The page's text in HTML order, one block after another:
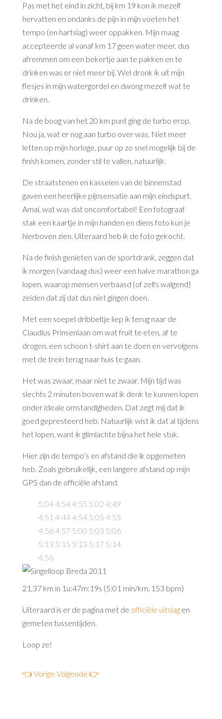
Pas met het eind in zicht, bij km 19 kon ik mezelf
hervatten en ondanks de pijn in mijn voeten het
tempo (en hartslag) weer oppakken. Mijn maag
accepteerde al vanaf km 17 geen water meer, dus
afremmen om een bekertje aan te pakken en te
drinken was er niet meer bij. Wel dronk ik uit mijn
flesjes in mijn watergordel en dwong mezelf wat te
drinken.
Na de boog van het 20 km punt ging de turbo erop.
Nou ja, wat er nog aan turbo over was. Niet meer
letten op mijn horloge, puur op zo snel mogelijk bij de
finish komen, zonder stil te vallen, natuurlijk.
De straatstenen en kasseien van de binnenstad
gaven een heerlijke pijnsensatie aan mijn eindspurt.
Amai, wat was dat oncomfortabel! Een fotograaf
stak een kaartje in mijn handen en diens foto kun je
hierboven zien. Uiteraard heb ik de foto gekocht.
Na de finish genieten van de sportdrank, zeggen dat
ik morgen (vandaag dus) weer een halve marathon ga
lopen, waarop mensen verbaasd (of zelfs walgend)
zeiden dat zij dat dus niet gingen doen.
Met een soepel dribbeltje liep ik terug naar de
Claudius Prinsenlaan om wat fruit te eten, af te
drogen, een schoon t-shirt aan te doen en vervolgens
met de trein terug naar huis te gaan.
Het was zwaar, maar niet te zwaar. Mijn tijd was
slechts 2 minuten boven wat ik denk te kunnen lopen
onder ideale omstandigheden. Dat zegt mij dat ik
goed gepresteerd heb. Natuurlijk wist ik dat al tijdens
het lopen, want ik glimlachte bijna het hele stuk.
Hier zijn de tempo’s en afstand die ik opgemeten
heb. Zoals gebruikelijk, een langere afstand op mijn
GPS dan de officiële afstand.
5:04 4:54 4:55 5:02 4:49
4:51 4:44 4:54 5:05 4:55
4:56 4:57 5:00 5:03 5:06
5:13 5:15 5:13 5:17 5:14
4:56
21,37 km in 1u:47m:19s (5:01 min/km, 153 bpm)
Uiteraard is er de pagina met de officiële uitslagen
gemeten tussentijden.
Loop ze!
👈 Vorige Volgende 👉